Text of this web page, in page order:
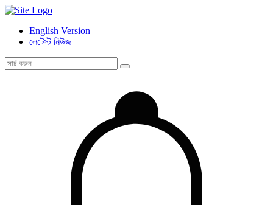
English Version
লেটেস্ট নিউজ